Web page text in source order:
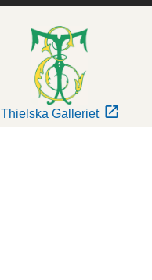
Thielska Galleriet